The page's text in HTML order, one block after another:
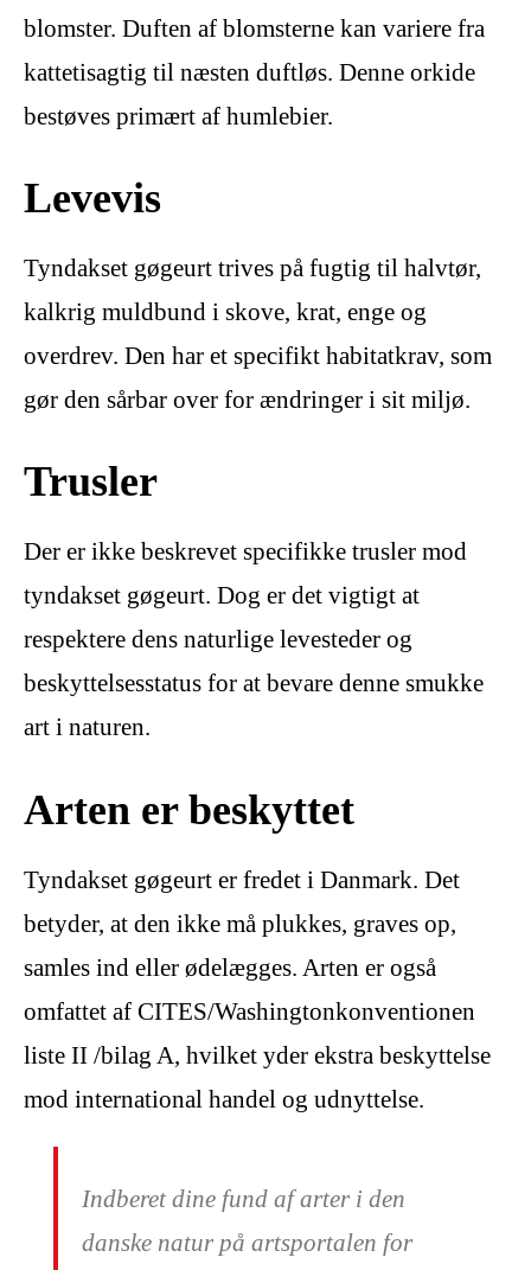
blomster. Duften af blomsterne kan variere fra
kattetisagtig til næsten duftløs. Denne orkide
bestøves primært af humlebier.
Levevis
Tyndakset gøgeurt trives på fugtig til halvtør,
kalkrig muldbund i skove, krat, enge og
overdrev. Den har et specifikt habitatkrav, som
gør den sårbar over for ændringer i sit miljø.
Trusler
Der er ikke beskrevet specifikke trusler mod
tyndakset gøgeurt. Dog er det vigtigt at
respektere dens naturlige levesteder og
beskyttelsesstatus for at bevare denne smukke
art i naturen.
Arten er beskyttet
Tyndakset gøgeurt er fredet i Danmark. Det
betyder, at den ikke må plukkes, graves op,
samles ind eller ødelægges. Arten er også
omfattet af CITES/Washingtonkonventionen
liste II /bilag A, hvilket yder ekstra beskyttelse
mod international handel og udnyttelse.
Indberet dine fund af arter i den
danske natur på artsportalen for